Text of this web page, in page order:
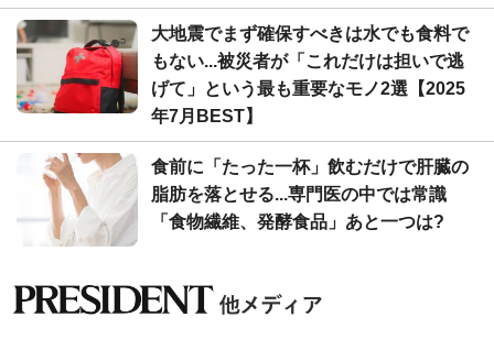
大地震でまず確保すべきは水でも食料で
もない...被災者が「これだけは担いで逃
げて」という最も重要なモノ2選【2025
年7月BEST】
食前に「たった一杯」飲むだけで肝臓の
脂肪を落とせる...専門医の中では常識
「食物繊維、発酵食品」あと一つは?